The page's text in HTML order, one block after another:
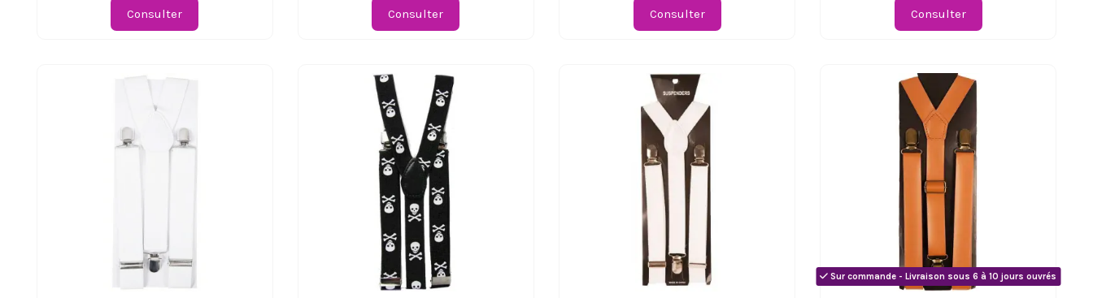
Consulter Consulter Consulter Consulter
Sur commande - Livraison sous 6 à 10 jours ouvrés